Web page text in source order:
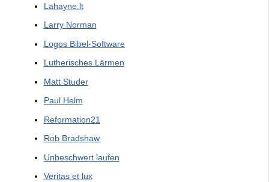
Lahayne.lt
Larry Norman
Logos Bibel-Software
Lutherisches Lärmen
Matt Studer
Paul Helm
Reformation21
Rob Bradshaw
Unbeschwert laufen
Veritas et lux